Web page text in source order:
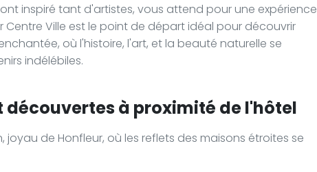
inspiré tant d'artistes, vous attend pour une expérience
Centre Ville est le point de départ idéal pour découvrir
où l'histoire, l'art, et la beauté naturelle se
indélébiles.
découvertes à proximité de l'hôtel
joyau de Honfleur, où les reflets des maisons étroites se